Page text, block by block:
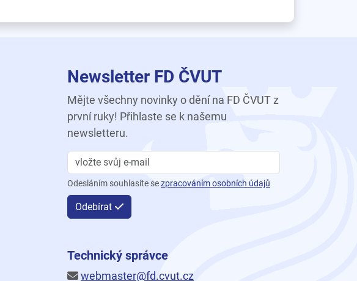
Newsletter FD ČVUT
Mějte všechny novinky o dění na FD ČVUT z
první ruky! Přihlaste se k našemu
newsletteru.
Odesláním souhlasíte sezpracováním osobních údajů
Odebírat
Technický správce
webmaster@fd.cvut.cz